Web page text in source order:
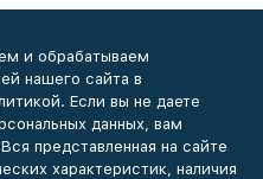
и обрабатываем
нашего сайта в
Если вы не даете
данных, вам
представленная на сайте
характеристик, наличия